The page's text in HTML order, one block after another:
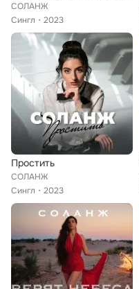
СОЛАНЖ
Сингл
2023
Простить
СОЛАНЖ
Сингл
2023